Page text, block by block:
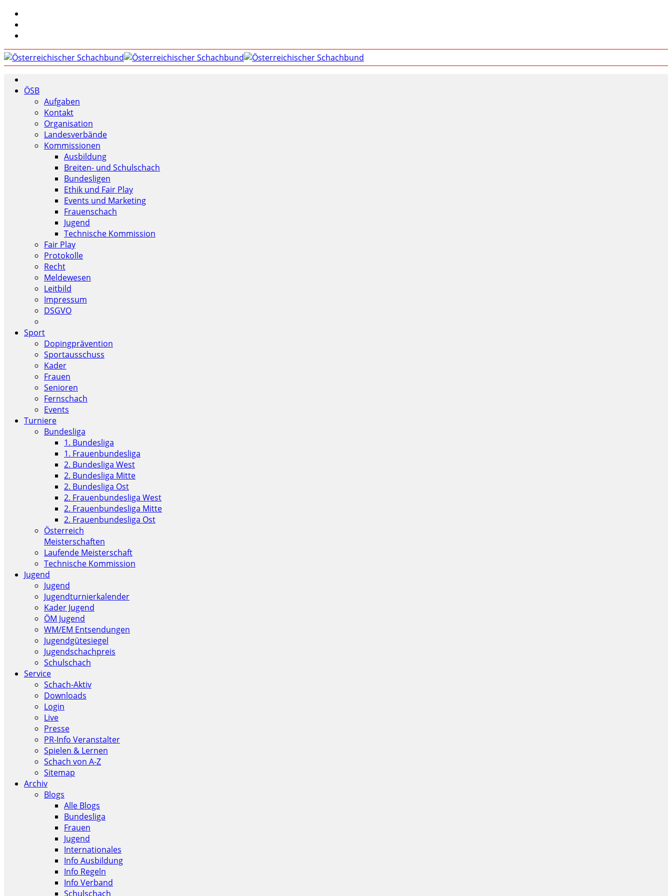
ÖSB
Aufgaben
Kontakt
Organisation
Landesverbände
Kommissionen
Ausbildung
Breiten- und Schulschach
Bundesligen
Ethik und Fair Play
Events und Marketing
Frauenschach
Jugend
Technische Kommission
Fair Play
Protokolle
Recht
Meldewesen
Leitbild
Impressum
DSGVO
Sport
Dopingprävention
Sportausschuss
Kader
Frauen
Senioren
Fernschach
Events
Turniere
Bundesliga
1. Bundesliga
1. Frauenbundesliga
2. Bundesliga West
2. Bundesliga Mitte
2. Bundesliga Ost
2. Frauenbundesliga West
2. Frauenbundesliga Mitte
2. Frauenbundesliga Ost
Österreich
Meisterschaften
Laufende Meisterschaft
Technische Kommission
Jugend
Jugend
Jugendturnierkalender
Kader Jugend
ÖM Jugend
WM/EM Entsendungen
Jugendgütesiegel
Jugendschachpreis
Schulschach
Service
Schach-Aktiv
Downloads
Login
Live
Presse
PR-Info Veranstalter
Spielen & Lernen
Schach von A-Z
Sitemap
Archiv
Blogs
Alle Blogs
Bundesliga
Frauen
Jugend
Internationales
Info Ausbildung
Info Regeln
Info Verband
Schulschach